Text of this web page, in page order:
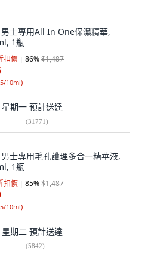
男士專用All In One保濕精華,
1瓶
扣價 86%$1,487
10ml)
期一 預計送達
(31771)
士專用毛孔護理多合一精華液,
1瓶
扣價 85%$1,487
10ml)
期二 預計送達
(5842)